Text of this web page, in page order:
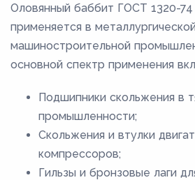
Оловянный баббит ГОСТ 1320-
применяется в
машиностроительной
основной спектр применения
Подшипники скольжения в
промышленности;
Скольжения и втулки
компрессоров;
Гильзы и бронзовые лаги